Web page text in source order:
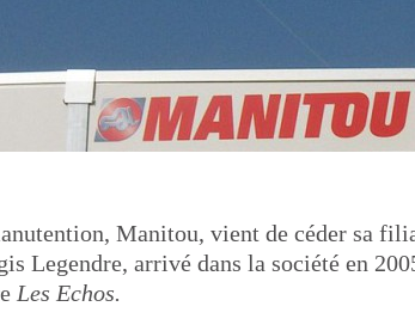
Manitou, vient de céder sa
Legendre, arrivé dans la société en
Les Echos.